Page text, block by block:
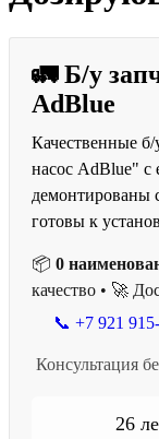
🚛 Б/у
AdBlue
Качественные
насос AdBlue" с
демонтированы
готовы к
📦 0
качество • 🚀
📞 +7 921
Консультация
26